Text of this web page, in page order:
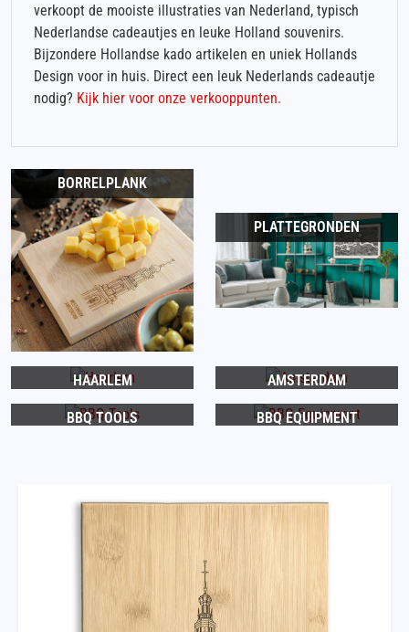
verkoopt de mooiste illustraties van Nederland, typisch
Nederlandse cadeautjes en leuke Holland souvenirs.
Bijzondere Hollandse kado artikelen en uniek Hollands
Design voor in huis. Direct een leuk Nederlands cadeautje
nodig? Kijk hier voor onze verkooppunten.
BORRELPLANK
PLATTEGRONDEN
HAARLEM AMSTERDAM
BBQ TOOLS BBQ EQUIPMENT